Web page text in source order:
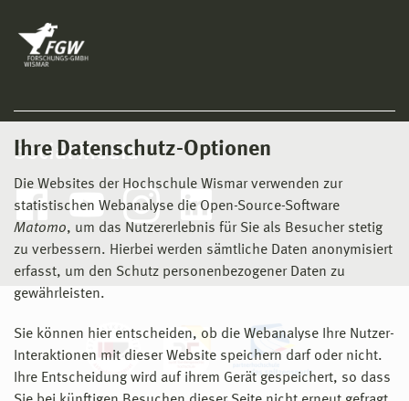
Ihre Datenschutz-Optionen
Die Websites der Hochschule Wismar verwenden zur
statistischen Webanalyse die Open-Source-Software
Matomo, um das Nutzererlebnis für Sie als Besucher stetig
zu verbessern. Hierbei werden sämtliche Daten anonymisiert
erfasst, um den Schutz personenbezogener Daten zu
gewährleisten.
Sie können hier entscheiden, ob die Webanalyse Ihre Nutzer-
Interaktionen mit dieser Website speichern darf oder nicht.
Ihre Entscheidung wird auf ihrem Gerät gespeichert, so dass
Social Media